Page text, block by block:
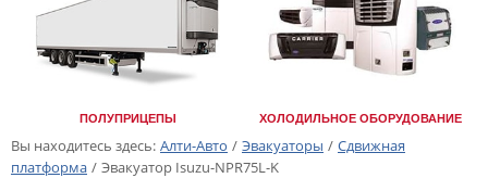
ПОЛУПРИЦЕПЫ ХОЛОДИЛЬНОЕ ОБОРУДОВАНИЕ
Вы находитесь здесь: Алти-Авто / Эвакуаторы / Сдвижная
платформа / Эвакуатор Isuzu-NPR75L-K